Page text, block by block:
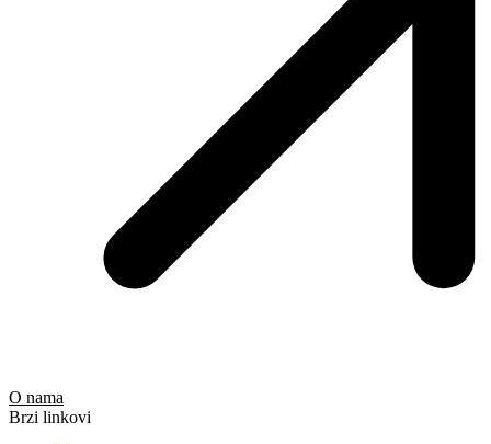
O nama
Brzi linkovi